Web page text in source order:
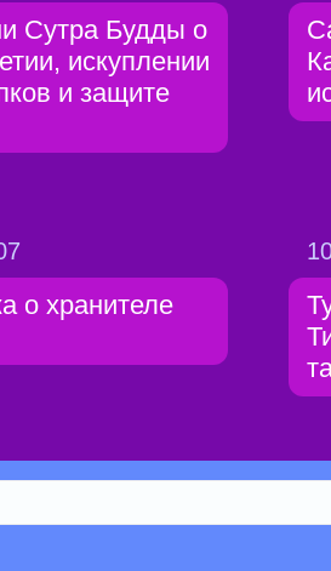
Сутра Будды о
искуплении
и защите
о хранителе